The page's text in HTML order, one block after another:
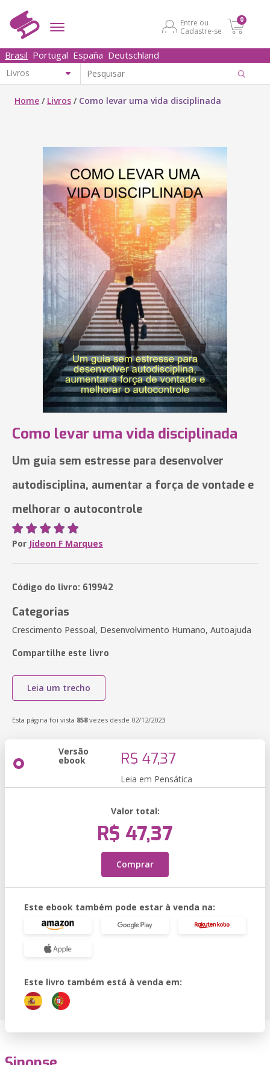
Entre ou
Cadastre-se
0
Brasil Portugal España Deutschland
Home / Livros / Como levar uma vida disciplinada
Como levar uma vida disciplinada
Um guia sem estresse para desenvolver
autodisciplina, aumentar a força de vontade e
melhorar o autocontrole
Por Jideon F Marques
Código do livro: 619942
Categorias
Crescimento Pessoal, Desenvolvimento Humano, Autoajuda
Compartilhe este livro
Leia um trecho
Esta página foi vista 858vezes desde 02/12/2023
Versão
ebook R$ 47,37
Leia em Pensática
Valor total:
R$ 47,37
Comprar
Este ebook também pode estar à venda na:
Este livro também está à venda em: